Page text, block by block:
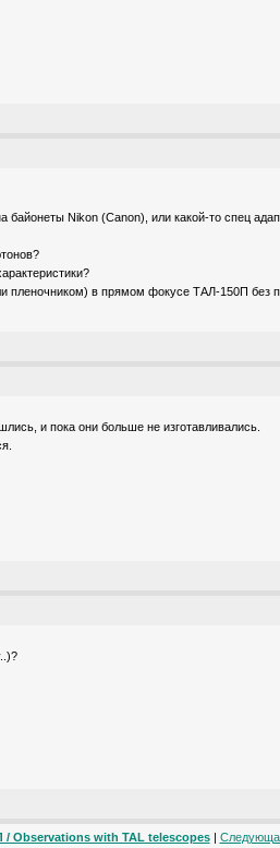
Nikon (Canon), или какой-то спец
пленочником) в прямом фокусе ТАЛ-150П без
и пока они больше не изготавливались.
Observations with TAL telescopes|